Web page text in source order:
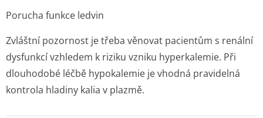
Porucha funkce ledvin
Zvláštní pozornost je třeba věnovat pacientům s renální
dysfunkcí vzhledem k riziku vzniku hyperkalemie. Při
dlouhodobé léčbě hypokalemie je vhodná pravidelná
kontrola hladiny kalia v plazmě.